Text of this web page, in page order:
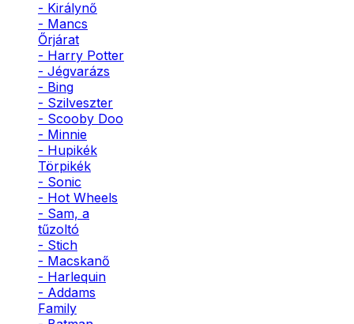
- Királynő
- Mancs
Őrjárat
- Harry Potter
- Jégvarázs
- Bing
- Szilveszter
- Scooby Doo
- Minnie
- Hupikék
Törpikék
- Sonic
- Hot Wheels
- Sam, a
tűzoltó
- Stich
- Macskanő
- Harlequin
- Addams
Family